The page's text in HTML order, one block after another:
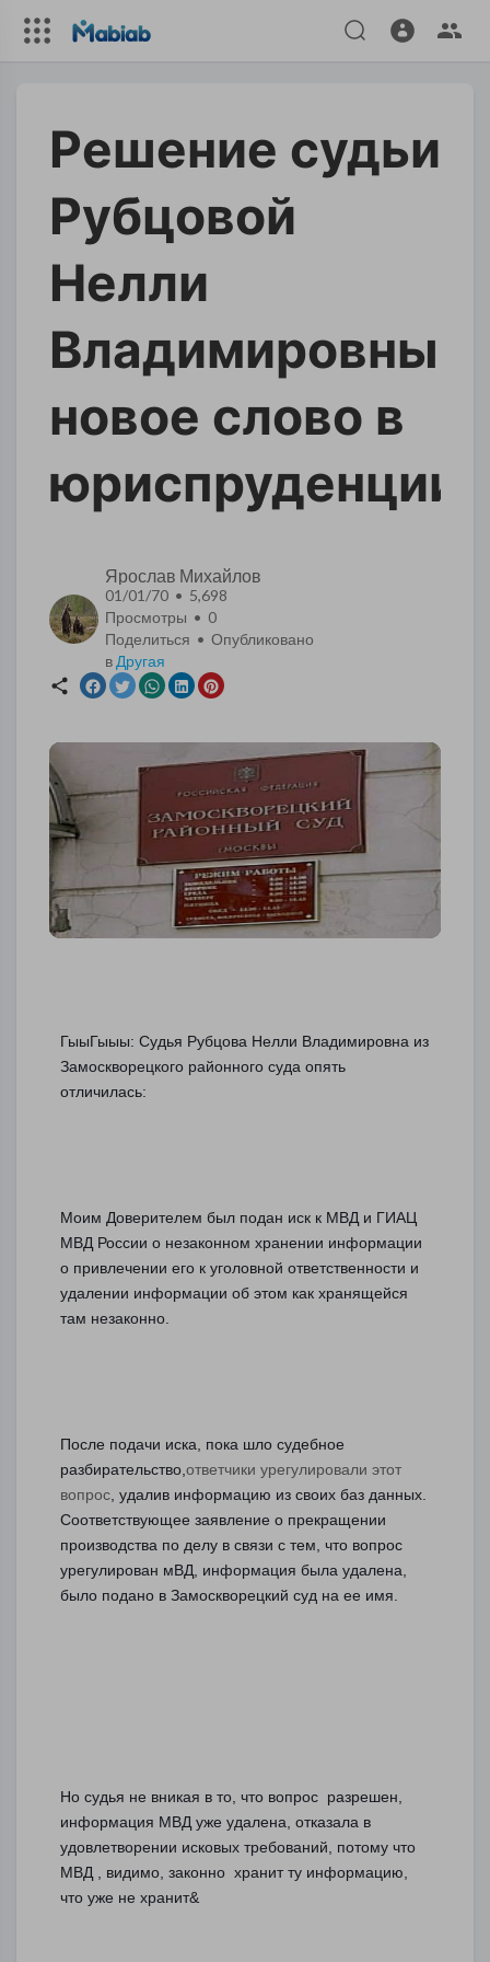
Решение судьи
Рубцовой
Нелли
Владимировны-
новое слово в
юриспруденции
Ярослав Михайлов
01/01/70 • 5,698
Просмотры • 0
Поделиться • Опубликовано
в Другая
ГыыГыыы: Судья Рубцова Нелли Владимировна из
Замоскворецкого районного суда опять
отличилась:
Моим Доверителем был подан иск к МВД и ГИАЦ
МВД России о незаконном хранении информации
о привлечении его к уголовной ответственности и
удалении информации об этом как хранящейся
там незаконно.
После подачи иска, пока шло судебное
разбирательство, ответчики урегулировали этот
вопрос , удалив информацию из своих баз данных.
Соответствующее заявление о прекращении
производства по делу в связи с тем, что вопрос
урегулирован мВД, информация была удалена,
Но судья не вникая в то, что вопрос  разрешен,
информация МВД уже удалена, отказала в
удовлетворении исковых требований, потому что
МВД , видимо, законно  хранит ту информацию,
что уже не хранит&